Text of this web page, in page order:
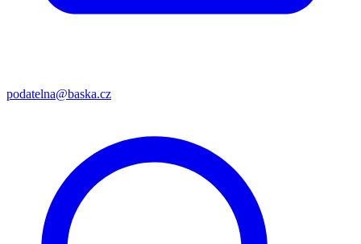
podatelna@baska.cz